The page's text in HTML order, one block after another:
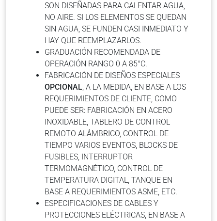
SON DISEÑADAS PARA CALENTAR AGUA,
NO AIRE. SI LOS ELEMENTOS SE QUEDAN
SIN AGUA, SE FUNDEN CASI INMEDIATO Y
HAY QUE REEMPLAZARLOS.
GRADUACIÓN RECOMENDADA DE
OPERACIÓN RANGO 0 A 85°C.
FABRICACIÓN DE DISEÑOS ESPECIALES
OPCIONAL, A LA MEDIDA, EN BASE A LOS
REQUERIMIENTOS DE CLIENTE, COMO
PUEDE SER: FABRICACIÓN EN ACERO
INOXIDABLE, TABLERO DE CONTROL
REMOTO ALÁMBRICO, CONTROL DE
TIEMPO VARIOS EVENTOS, BLOCKS DE
FUSIBLES, INTERRUPTOR
TERMOMAGNÉTICO, CONTROL DE
TEMPERATURA DIGITAL, TANQUE EN
BASE A REQUERIMIENTOS ASME, ETC.
ESPECIFICACIONES DE CABLES Y
PROTECCIONES ELÉCTRICAS, EN BASE A